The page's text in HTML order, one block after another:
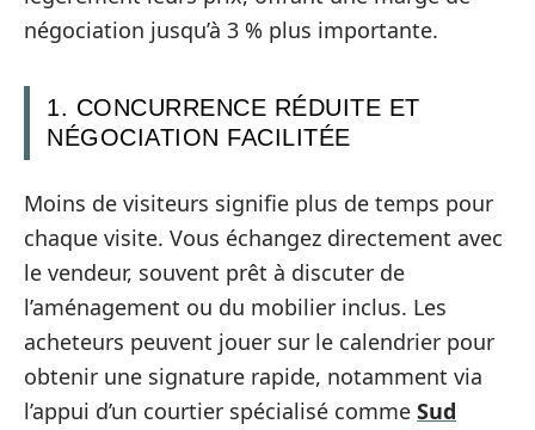
négociation jusqu’à 3 % plus importante.
1. CONCURRENCE RÉDUITE ET
NÉGOCIATION FACILITÉE
Moins de visiteurs signifie plus de temps pour
chaque visite. Vous échangez directement avec
le vendeur, souvent prêt à discuter de
l’aménagement ou du mobilier inclus. Les
acheteurs peuvent jouer sur le calendrier pour
obtenir une signature rapide, notamment via
l’appui d’un courtier spécialisé comme Sud